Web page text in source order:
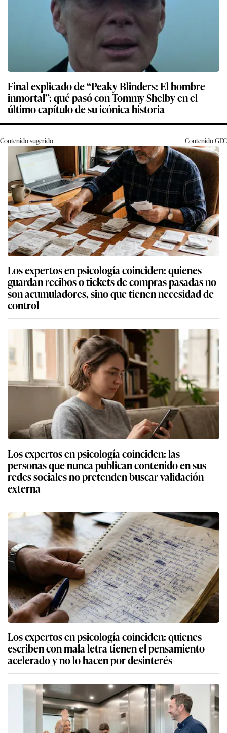
Final explicado de “Peaky Blinders: El hombre
inmortal”: qué pasó con Tommy Shelby en el
último capítulo de su icónica historia
Contenido sugerido ContenidoGEC
Los expertos en psicología coinciden: quienes
guardan recibos o tickets de compras pasadas no
son acumuladores, sino que tienen necesidad de
control
Los expertos en psicología coinciden: las
personas que nunca publican contenido en sus
redes sociales no pretenden buscar validación
externa
Los expertos en psicología coinciden: quienes
escriben con mala letra tienen el pensamiento
acelerado y no lo hacen por desinterés